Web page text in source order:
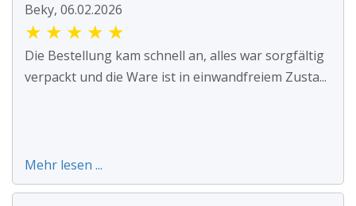
Beky, 06.02.2026
★ ★ ★ ★ ★
Die Bestellung kam schnell an, alles war sorgfältig
verpackt und die Ware ist in einwandfreiem Zusta...
Mehr lesen ...